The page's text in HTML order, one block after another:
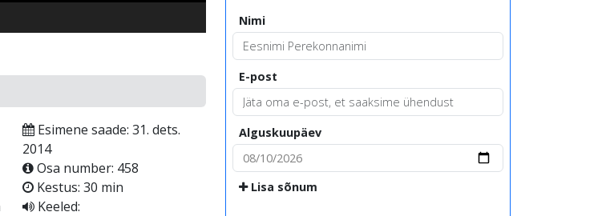
Esimene saade: 31. dets.
2014
Osa number: 458
Kestus: 30 min
Keeled:
Nimi
E-post
Alguskuupäev
Lisa sõnum